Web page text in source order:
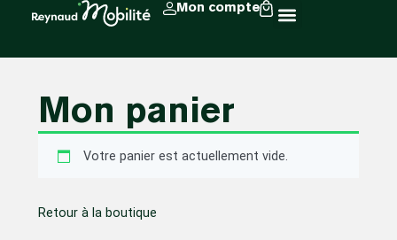
Mon compte
Mon panier
Votre panier est actuellement vide.
Retour à la boutique